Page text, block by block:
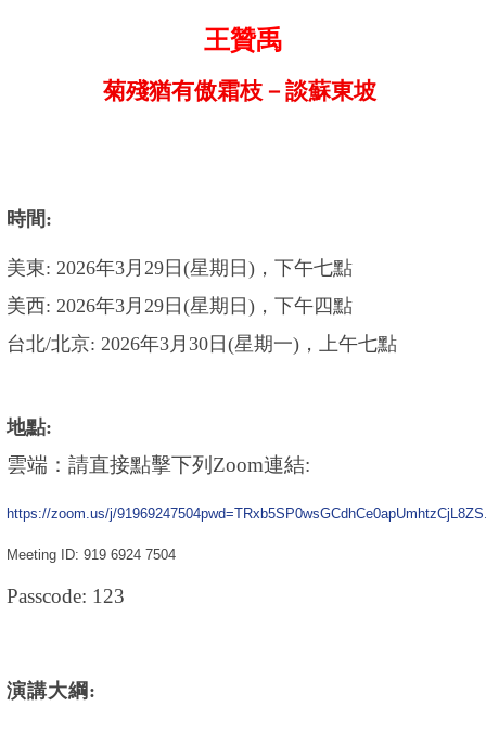
王贊禹
菊殘猶有傲霜枝－談蘇東坡
時間:
美東: 2026年3月29日(星期日)，下午七點
美西: 2026年3月29日(星期日)，下午四點
台北/北京: 2026年3月30日(星期一)，上午七點
地點:
雲端：請直接點擊下列Zoom連結:
https://zoom.us/j/
Meeting ID: 919 6924 7504
Passcode: 123
演講大綱: